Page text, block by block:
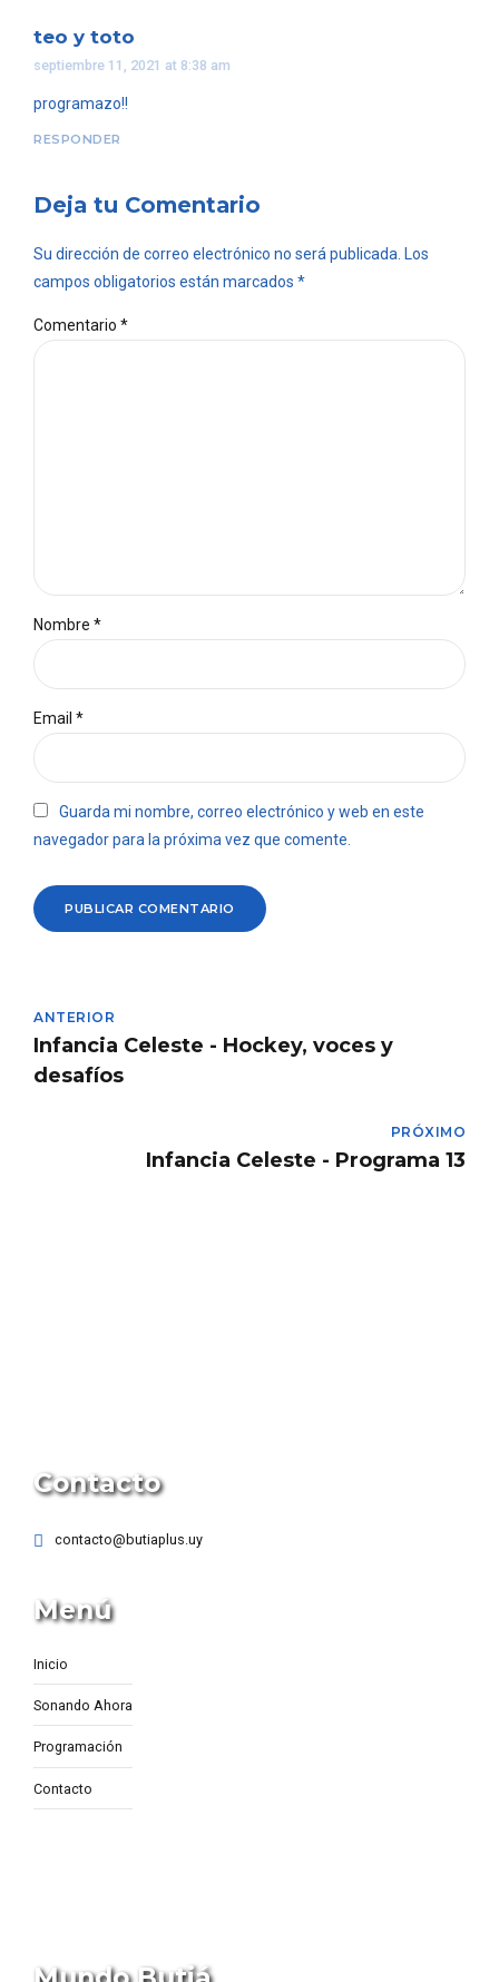
teo y toto
septiembre 11, 2021 at 8:38 am
programazo!!
RESPONDER
Deja tu Comentario
Su dirección de correo electrónico no será publicada. Los
campos obligatorios están marcados *
Comentario *
Nombre *
Email *
Guarda mi nombre, correo electrónico y web en este
navegador para la próxima vez que comente.
PUBLICAR COMENTARIO
ANTERIOR
Infancia Celeste - Hockey, voces y
desafíos
PRÓXIMO
Infancia Celeste - Programa 13
Contacto
contacto@butiaplus.uy
Menú
Inicio
Sonando Ahora
Programación
Contacto